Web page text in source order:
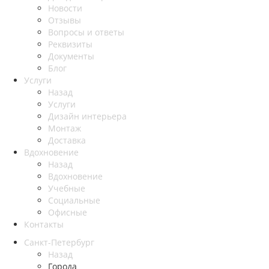
Новости
Отзывы
Вопросы и ответы
Реквизиты
Документы
Блог
Услуги
Назад
Услуги
Дизайн интерьера
Монтаж
Доставка
Вдохновение
Назад
Вдохновение
Учебные
Социальные
Офисные
Контакты
Санкт-Петербург
Назад
Города